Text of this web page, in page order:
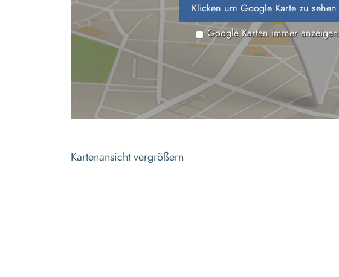
Klicken um Google Karte zu sehen
Google Karten immer anzeigen
Kartenansicht vergrößern